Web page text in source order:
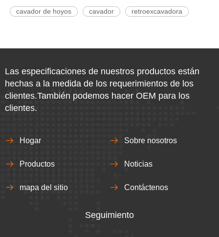
cavador de hoyos cavador retroexcavadora
Las especificaciones de nuestros productos están
hechas a la medida de los requerimientos de los
clientes.También podemos hacer OEM para los
clientes.
Hogar Sobre nosotros
Productos Noticias
mapa del sitio Contáctenos
Seguimiento​​​​​​​